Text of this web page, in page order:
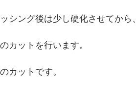
シング後は少し硬化させてから、
カットを行います。
カットです。